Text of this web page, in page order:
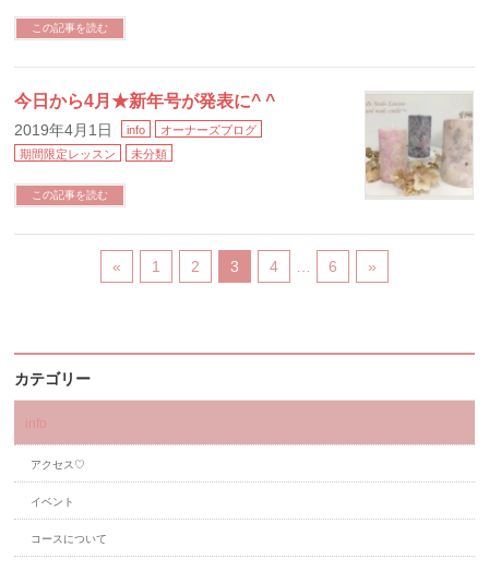
この記事を読む
今日から4月★新年号が発表に^ ^
2019年4月1日 info
オーナーズブログ
期間限定レッスン
未分類
この記事を読む
« 1 2 3 4 6 »
カテゴリー
info
アクセス♡
イベント
コースについて